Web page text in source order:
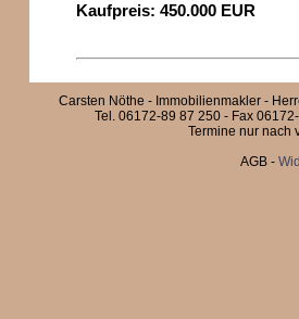
Kaufpreis: 450.000 EUR
Carsten Nöthe - Immobilienmakler -
Tel. 06172-89 87 250 - Fax
Termine nur nach
AGB -